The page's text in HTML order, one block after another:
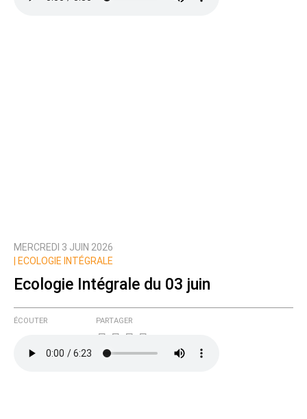
MERCREDI 3 JUIN 2026
ECOLOGIE INTÉGRALE
Ecologie Intégrale du 03 juin
ÉCOUTER PARTAGER